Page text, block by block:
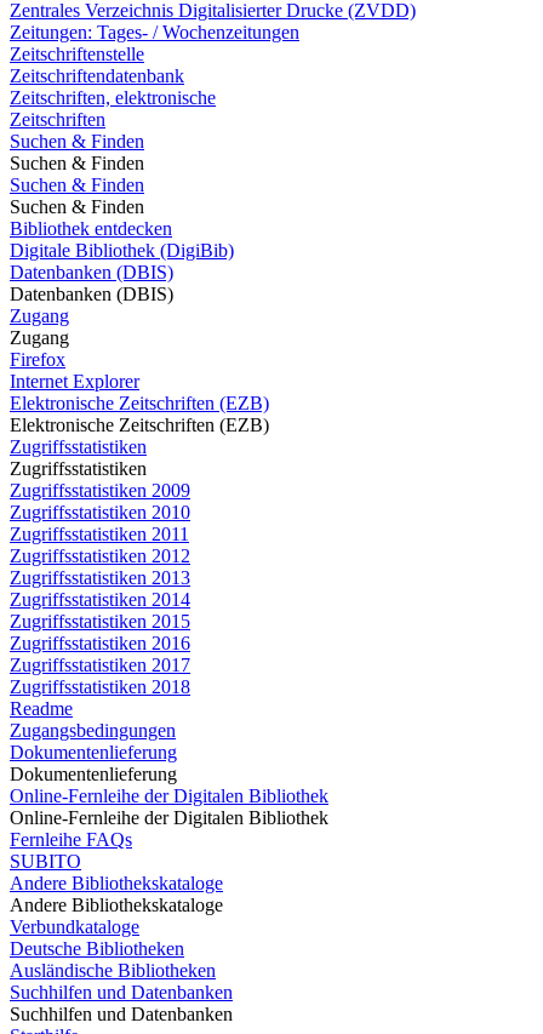
Zentrales Verzeichnis Digitalisierter Drucke (ZVDD)
Zeitungen: Tages- / Wochenzeitungen
Zeitschriftenstelle
Zeitschriftendatenbank
Zeitschriften, elektronische
Zeitschriften
Suchen & Finden
Suchen & Finden
Suchen & Finden
Suchen & Finden
Bibliothek entdecken
Digitale Bibliothek (DigiBib)
Datenbanken (DBIS)
Datenbanken (DBIS)
Zugang
Zugang
Firefox
Internet Explorer
Elektronische Zeitschriften (EZB)
Elektronische Zeitschriften (EZB)
Zugriffsstatistiken
Zugriffsstatistiken
Zugriffsstatistiken 2009
Zugriffsstatistiken 2010
Zugriffsstatistiken 2011
Zugriffsstatistiken 2012
Zugriffsstatistiken 2013
Zugriffsstatistiken 2014
Zugriffsstatistiken 2015
Zugriffsstatistiken 2016
Zugriffsstatistiken 2017
Zugriffsstatistiken 2018
Readme
Zugangsbedingungen
Dokumentenlieferung
Dokumentenlieferung
Online-Fernleihe der Digitalen Bibliothek
Online-Fernleihe der Digitalen Bibliothek
Fernleihe FAQs
SUBITO
Andere Bibliothekskataloge
Andere Bibliothekskataloge
Verbundkataloge
Deutsche Bibliotheken
Ausländische Bibliotheken
Suchhilfen und Datenbanken
Suchhilfen und Datenbanken